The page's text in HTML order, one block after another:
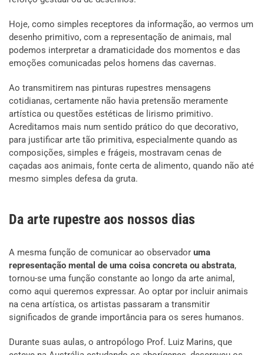
Hoje, como simples receptores da informação, ao vermos um
desenho primitivo, com a representação de animais, mal
podemos interpretar a dramaticidade dos momentos e das
emoções comunicadas pelos homens das cavernas.
Ao transmitirem nas pinturas rupestres mensagens
cotidianas, certamente não havia pretensão meramente
artística ou questões estéticas de lirismo primitivo.
Acreditamos mais num sentido prático do que decorativo,
para justificar arte tão primitiva, especialmente quando as
composições, simples e frágeis, mostravam cenas de
caçadas aos animais, fonte certa de alimento, quando não até
mesmo simples defesa da gruta.
Da arte rupestre aos nossos dias
A mesma função de comunicar ao observador uma
representação mental de uma coisa concreta ou abstrata,
tornou-se uma função constante ao longo da arte animal,
como aqui queremos expressar. Ao optar por incluir animais
na cena artística, os artistas passaram a transmitir
significados de grande importância para os seres humanos.
Durante suas aulas, o antropólogo Prof. Luiz Marins, que